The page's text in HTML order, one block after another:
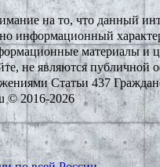
на то, что данный
информационный
материалы и
не являются публичной
Статьи 437
© 2016-2026